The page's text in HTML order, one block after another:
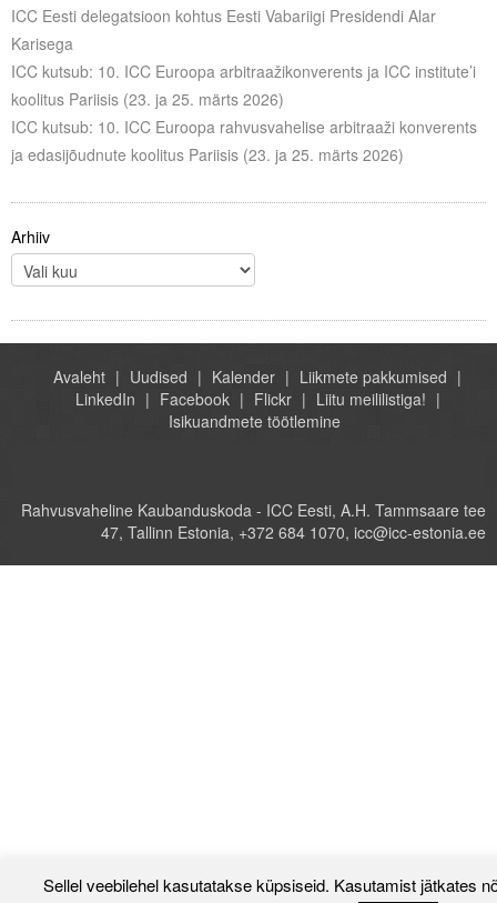
ICC Eesti delegatsioon kohtus Eesti Vabariigi Presidendi Alar
Karisega
ICC kutsub: 10. ICC Euroopa arbitraažikonverents ja ICC institute’i
koolitus Pariisis (23. ja 25. märts 2026)
ICC kutsub: 10. ICC Euroopa rahvusvahelise arbitraaži konverents
ja edasijõudnute koolitus Pariisis (23. ja 25. märts 2026)
Arhiiv
Avaleht Uudised Kalender
Liikmete pakkumised
LinkedIn
Facebook Flickr
Liitu meililistiga!
Isikuandmete töötlemine
Rahvusvaheline Kaubanduskoda - ICC Eesti, A.H. Tammsaare tee
47, Tallinn Estonia, +372 684 1070, icc@icc-estonia.ee
Sellel veebilehel kasutatakse küpsiseid. Kasutamist jätkates